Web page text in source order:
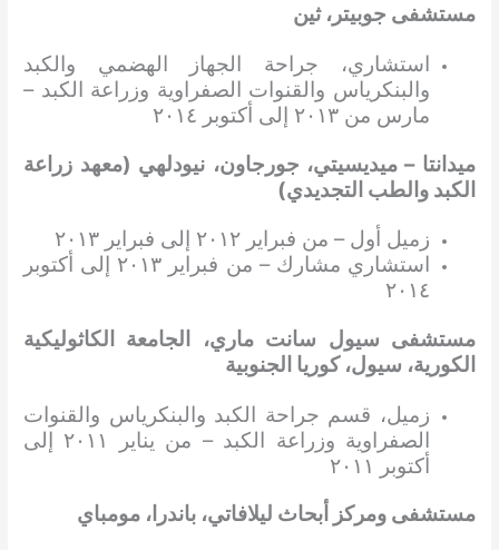
مستشفى جوبيتر، ثين
استشاري، جراحة الجهاز الهضمي والكبد
والبنكرياس والقنوات الصفراوية وزراعة الكبد –
مارس من ٢٠١٣ إلى أكتوبر ٢٠١٤
ميدانتا – ميديسيتي، جورجاون، نيودلهي (معهد زراعة
الكبد والطب التجديدي)
زميل أول – من فبراير ٢٠١٢ إلى فبراير ٢٠١٣
استشاري مشارك – من فبراير ٢٠١٣ إلى أكتوبر
٢٠١٤
مستشفى سيول سانت ماري، الجامعة الكاثوليكية
الكورية، سيول، كوريا الجنوبية
زميل، قسم جراحة الكبد والبنكرياس والقنوات
الصفراوية وزراعة الكبد – من يناير ٢٠١١ إلى
أكتوبر ٢٠١١
مستشفى ومركز أبحاث ليلافاتي، باندرا، مومباي